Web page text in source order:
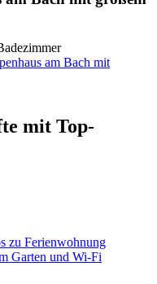
am Bach mit
mit Top-
zu Ferienwohnung
Garten und Wi-Fi